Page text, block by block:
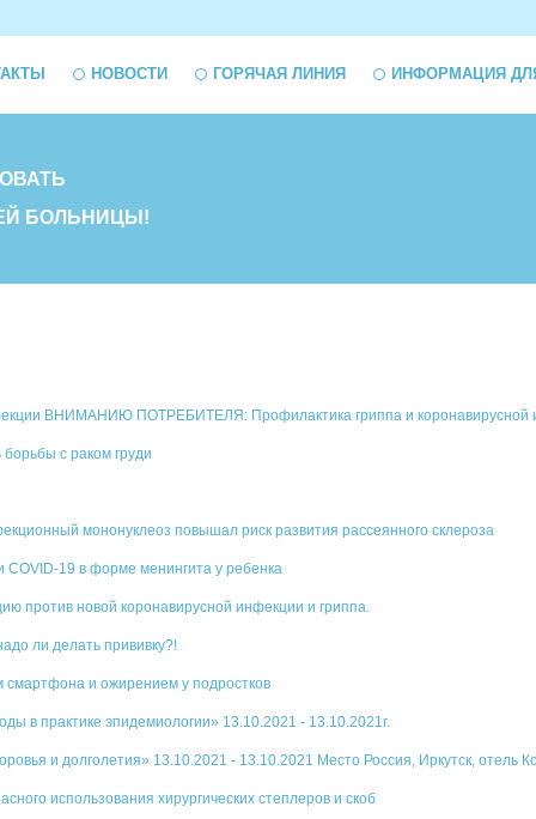
НОВОСТИ ГОРЯЧАЯ ЛИНИЯ ИНФОРМАЦИЯ
БОЛЬНИЦЫ!
ВНИМАНИЮ ПОТРЕБИТЕЛЯ: Профилактика гриппа и коронавирусной
с раком груди
мононуклеоз повышал риск развития рассеянного склероза
19 в форме менингита у ребенка
против новой коронавирусной инфекции и гриппа.
ли делать прививку?!
смартфона и ожирением у подростков
в практике эпидемиологии» 13.10.2021 - 13.10.2021г.
и долголетия» 13.10.2021 - 13.10.2021 Место Россия, Иркутск, отель
использования хирургических степлеров и скоб